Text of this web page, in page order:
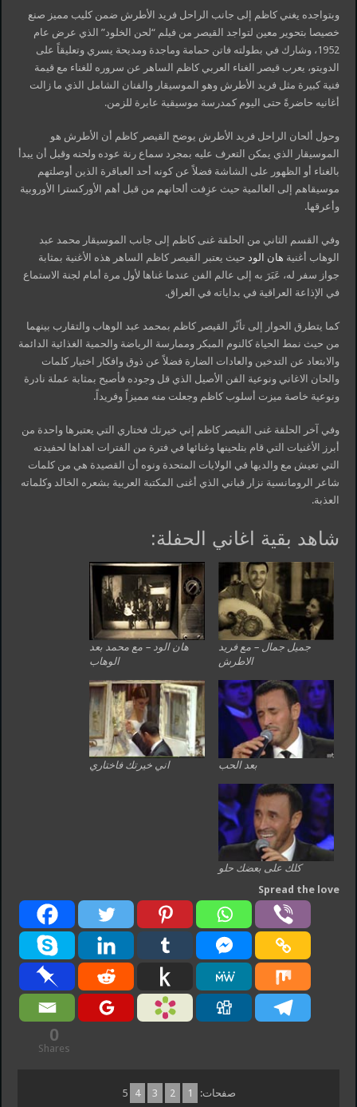
وبتواجده يغني كاظم إلى جانب الراحل فريد الأطرش ضمن كليب مميز صنع
خصيصا بتحوير معين لتواجد القيصر من فيلم “لحن الخلود” الذي عرض عام
1952، وشارك في بطولته فاتن حمامة وماجدة ومديحة يسري وتعليقاً على
الدويتو، يعرب قيصر الغناء العربي كاظم الساهر عن سروره للغناء مع قيمة
فنية كبيرة مثل فريد الأطرش وهو الموسيقار والفنان الشامل الذي ما زالت
أغانيه حاضرةً حتى اليوم كمدرسة موسيقية عابرة للزمن.
وحول ألحان الراحل فريد الأطرش يوضح القيصر كاظم أن الأطرش هو
الموسيقار الذي يمكن التعرف عليه بمجرد سماع رنة عوده ولحنه وقبل أن يبدأ
بالغناء أو الظهور على الشاشة فضلاً عن كونه أحد العباقرة الذين أوصلتهم
موسيقاهم إلى العالمية حيث عزِفت ألحانهم من قبل أهم الأوركسترا الأوروبية
وأعرقها.
وفي القسم الثاني من الحلقة غنى كاظم إلى جانب الموسيقار محمد عبد
الوهاب أغنية هان الود حيث يعتبر القيصر كاظم الساهر هذه الأغنية بمثابة
جواز سفر له، عَبَرَ به إلى عالم الفن عندما غناها لأول مرة أمام لجنة الاستماع
في الإذاعة العراقية في بداياته في العراق.
كما يتطرق الحوار إلى تأثّر القيصر كاظم بمحمد عبد الوهاب والتقارب بينهما
من حيث نمط الحياة كالنوم المبكر وممارسة الرياضة والحمية الغذائية الدائمة
والابتعاد عن التدخين والعادات الضارة فضلاً عن ذوق وافكار اختيار كلمات
والحان الاغاني ونوعية الفن الأصيل الذي قل وجوده فأصبح بمثابة عملة نادرة
ونوعية خاصة ميزت أسلوب كاظم وجعلت منه مميزاً وفريداً.
وفي آخر الحلقة غنى القيصر كاظم إني خيرتك فختاري التي يعتبرها واحدة من
أبرز الأغنيات التي قام بتلحينها وغنائها في فترة من الفترات اهداها لحفيدته
التي تعيش مع والديها في الولايات المتحدة ونوه أن القصيدة هي من كلمات
شاعر الرومانسية نزار قباني الذي أغنى المكتبة العربية بشعره الخالد وكلماته
العذبة.
شاهد بقية اغاني الحفلة:
جميل جمال – مع فريد
الاطرش
هان الود – مع محمد بعد
الوهاب
بعد الحب اني خيرتك فاختاري
كلك على بعضك حلو
Spread the love
0
Shares
صفحات: 1
2
3
4
5